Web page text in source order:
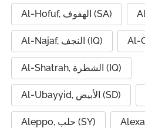
Al-Hofuf, الهفوف (SA)
Al-Najaf, النجف (IQ)
Al-Shatrah, الشطرة (IQ)
Al-Ubayyid, الأبيض (SD)
Aleppo, حلب (SY)